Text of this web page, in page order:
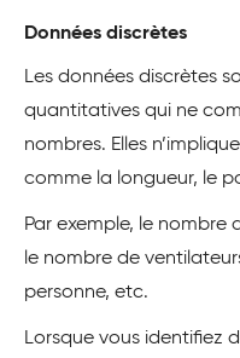
Données discrètes
Les données discrètes
quantitatives qui ne
nombres. Elles
comme la longueur, le
Par exemple, le nombre
le nombre de
personne, etc.
Lorsque vous identifiez